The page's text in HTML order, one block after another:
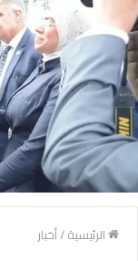
الرئيسية/أخبار